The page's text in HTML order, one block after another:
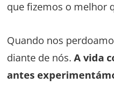
que fizemos o melhor
Quando nos
diante de nós. A vida
antes